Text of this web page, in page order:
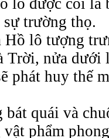
sự trường thọ.
Hồ lô tượng
Trời, nửa dưới
phát huy thế
bát quái và
phẩm